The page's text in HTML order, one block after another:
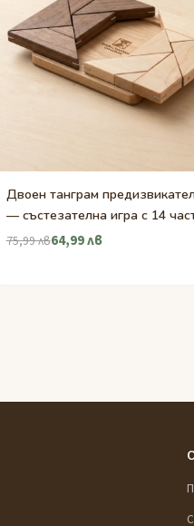
Двоен танграм
— състезателна игра с 14
75,99 лв64,99 лв